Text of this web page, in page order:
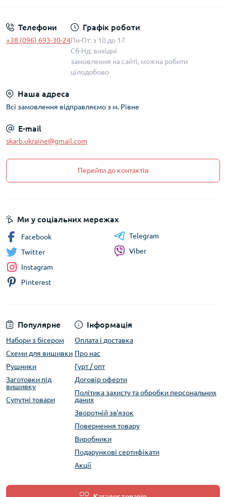
Телефони
+38 (096) 693-30-24
Графік роботи
Пн-Пт: з 10 до 17
Сб-Нд: вихідні
замовлення на сайті, можна робити
цілодобово
Наша адреса
Всі замовлення відправляємо з м. Рівне
E-mail
skarb.ukraine@gmail.com
Перейти до контактів
Популярне
Набори з бісером
Схеми для вишивки
Рушники
Заготовки під
вишивку
Супутні товари
Інформація
Оплата і доставка
Про нас
Гурт / опт
Договір оферти
Політика захисту та обробки персональних
даних
Зворотній зв'язок
Повернення товару
Виробники
Подарункові сертифікати
Акції
Ми у соціальних мережах
Facebook
Twitter
Instagram
Pinterest
Telegram
Viber